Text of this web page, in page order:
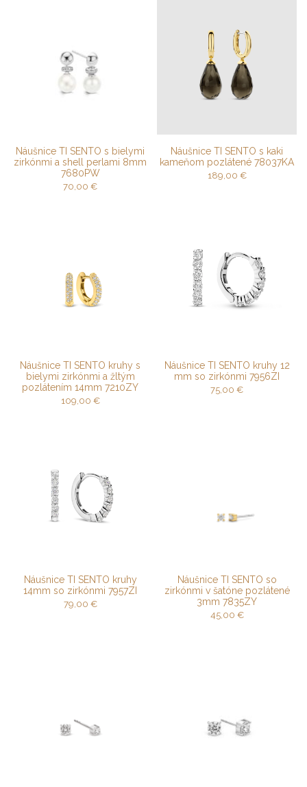
Náušnice TI SENTO s bielymi
zirkónmi a shell perlami 8mm
7680PW
70,00 €
Náušnice TI SENTO s kaki
kameňom pozlátené 78037KA
189,00 €
Náušnice TI SENTO kruhy s
bielymi zirkónmi a žltým
pozlátením 14mm 7210ZY
109,00 €
Náušnice TI SENTO kruhy 12
mm so zirkónmi 7956ZI
75,00 €
Náušnice TI SENTO kruhy
14mm so zirkónmi 7957ZI
79,00 €
Náušnice TI SENTO so
zirkónmi v šatóne pozlátené
3mm 7835ZY
45,00 €